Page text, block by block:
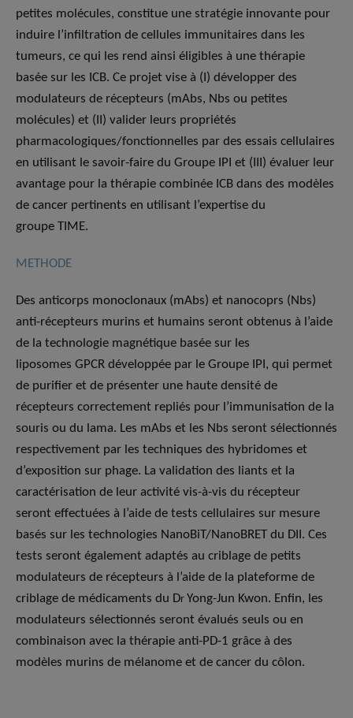
petites molécules, constitue une stratégie innovante pour
induire l’infiltration de cellules immunitaires dans les
tumeurs, ce qui les rend ainsi éligibles à une thérapie
basée sur les ICB. Ce projet vise à (I) développer des
modulateurs de récepteurs (mAbs, Nbs ou petites
molécules) et (II) valider leurs propriétés
pharmacologiques/fonctionnelles par des essais cellulaires
en utilisant le savoir-faire du Groupe IPI et (III) évaluer leur
avantage pour la thérapie combinée ICB dans des modèles
de cancer pertinents en utilisant l’expertise du
groupe TIME.
METHODE
Des anticorps monoclonaux (mAbs) et nanocoprs (Nbs)
anti-récepteurs murins et humains seront obtenus à l’aide
de la technologie magnétique basée sur les
liposomes GPCR développée par le Groupe IPI, qui permet
de purifier et de présenter une haute densité de
récepteurs correctement repliés pour l’immunisation de la
souris ou du lama. Les mAbs et les Nbs seront sélectionnés
respectivement par les techniques des hybridomes et
d’exposition sur phage. La validation des liants et la
caractérisation de leur activité vis-à-vis du récepteur
seront effectuées à l’aide de tests cellulaires sur mesure
basés sur les technologies NanoBiT/NanoBRET du DII. Ces
tests seront également adaptés au criblage de petits
modulateurs de récepteurs à l’aide de la plateforme de
criblage de médicaments du Dr Yong-Jun Kwon. Enfin, les
modulateurs sélectionnés seront évalués seuls ou en
combinaison avec la thérapie anti-PD-1 grâce à des
modèles murins de mélanome et de cancer du côlon.